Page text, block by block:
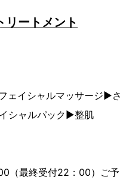
リートメント
ェイシャルマッサージ▶さ
シャルパック▶整肌
（最終受付22：00）ご予